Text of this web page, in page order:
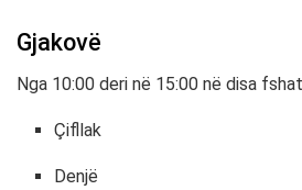
Gjakovë
Nga 10:00 deri në 15:00 në disa
Çifllak
Denjë